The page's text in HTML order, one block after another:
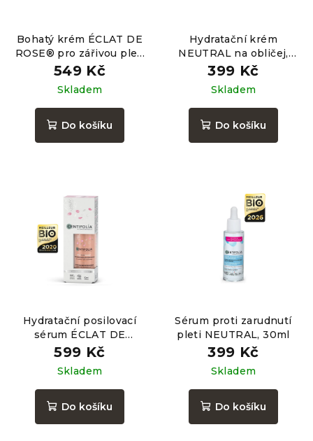
Bohatý krém ÉCLAT DE
ROSE® pro zářivou pleť,
50ml
549 Kč
Skladem
Do košíku
Hydratační krém
NEUTRAL na obličej,
40ml
399 Kč
Skladem
Do košíku
Hydratační posilovací
sérum ÉCLAT DE
ROSE®, 30ml
599 Kč
Skladem
Do košíku
Sérum proti zarudnutí
pleti NEUTRAL, 30ml
399 Kč
Skladem
Do košíku